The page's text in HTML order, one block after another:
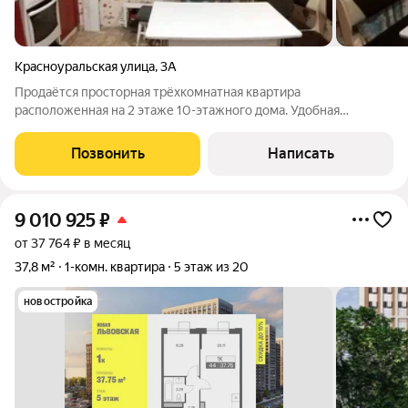
Красноуральская улица,3А
Продаётся просторная трёхкомнатная квартира
расположенная на 2 этаже 10-этажного дома. Удобная
лоджии, кладовка, раздельный с/узел, вместо ванны - душевая
кабина. Отличные соседи по тамбуру.
Позвонить Написать
9 010 925₽
от 37 764 ₽ в месяц
37,8 м²
1-комн. квартира 5 этаж из 20
новостройка